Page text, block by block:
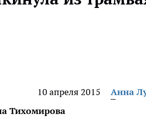
10 апреля 2015
Анна
Тихомирова